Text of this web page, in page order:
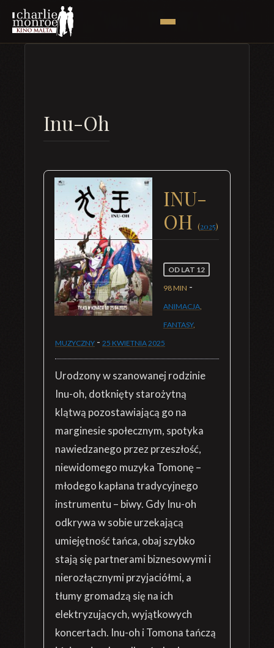
Inu-Oh
INU-
OH (2025)
OD LAT 12
98 MIN -
ANIMACJA,
FANTASY,
MUZYCZNY - 25 KWIETNIA2025
Urodzony w szanowanej rodzinie
Inu-oh, dotknięty starożytną
klątwą pozostawiającą go na
marginesie społecznym, spotyka
nawiedzanego przez przeszłość,
niewidomego muzyka Tomonę –
młodego kapłana tradycyjnego
instrumentu – biwy. Gdy Inu-oh
odkrywa w sobie urzekającą
umiejętność tańca, obaj szybko
stają się partnerami biznesowymi i
nierozłącznymi przyjaciółmi, a
tłumy gromadzą się na ich
elektryzujących, wyjątkowych
koncertach. Inu-oh i Tomona tańczą